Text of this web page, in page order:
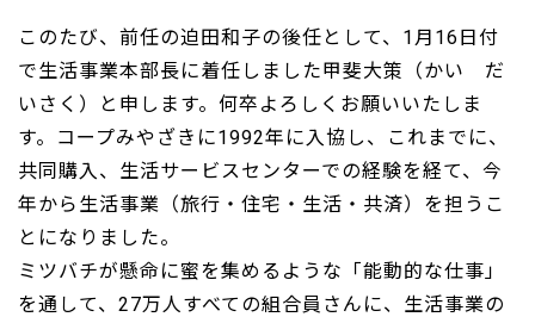
このたび、前任の迫田和子の後任として、1月16日付
で生活事業本部長に着任しました甲斐大策（かい だ
いさく）と申します。何卒よろしくお願いいたしま
す。コープみやざきに1992年に入協し、これまでに、
共同購入、生活サービスセンターでの経験を経て、今
年から生活事業（旅行・住宅・生活・共済）を担うこ
とになりました。
ミツバチが懸命に蜜を集めるような「能動的な仕事」
を通して、27万人すべての組合員さんに、生活事業の